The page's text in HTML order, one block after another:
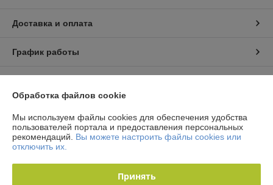
Доставка и оплата
График работы
Сайт создан на платформе Deal.by
Обработка файлов cookie
Мы используем файлы cookies для обеспечения удобства
пользователей портала и предоставления персональных
рекомендаций. Вы можете настроить файлы cookies или
отключить их.
Принять